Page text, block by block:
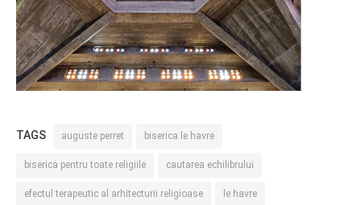
TAGS auguste perret biserica le havre
biserica pentru toate religiile cautarea echilibrului
efectul terapeutic al arhitecturii religioase le havre